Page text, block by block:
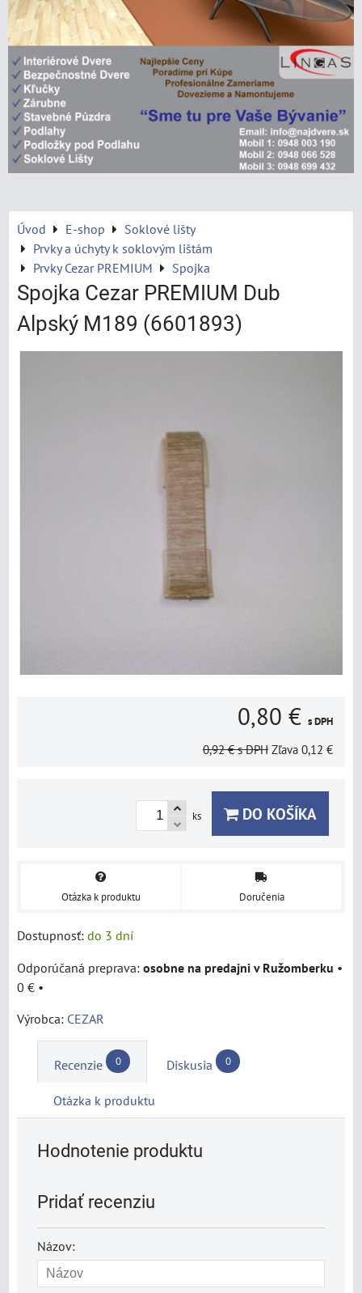
Úvod E-shop
Soklové lišty
Prvky a úchyty k soklovým lištám
Prvky Cezar PREMIUM
Spojka
Spojka Cezar PREMIUM Dub
Alpský M189 (6601893)
0,80 € s DPH
0,92 € s DPH Zľava 0,12 €
ks DO KOŠÍKA
Otázka k produktu Doručenia
Dostupnosť: do 3 dní
osobne na predajni v Ružomberku •
0 € •
Výrobca: CEZAR
Recenzie 0 Diskusia 0
Otázka k produktu
Hodnotenie produktu
Pridať recenziu
Názov: